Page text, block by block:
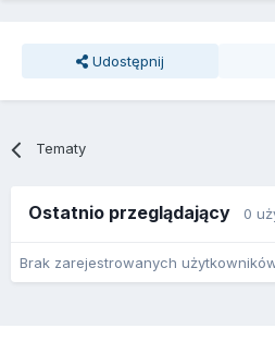
Udostępnij
Tematy
Ostatnio przeglądający 0
Brak zarejestrowanych